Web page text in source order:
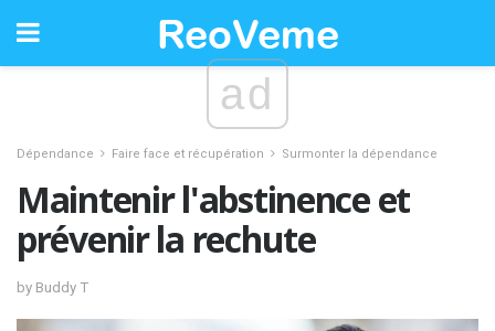
ad
Dépendance Faire face et récupération Surmonter la dépendance
Maintenir l'abstinence et
prévenir la rechute
by Buddy T